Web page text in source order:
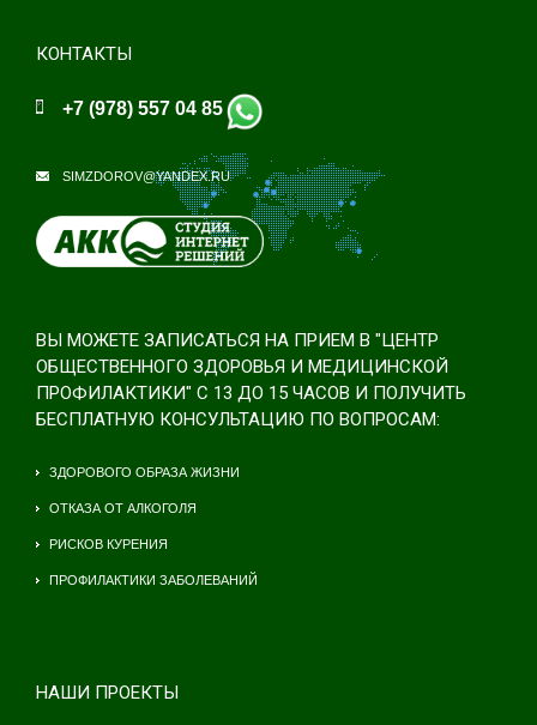
КОНТАКТЫ
+7 (978) 557 04 85
SIMZDOROV@YANDEX.RU
ВЫ МОЖЕТЕ ЗАПИСАТЬСЯ НА ПРИЕМ В "ЦЕНТР
ОБЩЕСТВЕННОГО ЗДОРОВЬЯ И МЕДИЦИНСКОЙ
ПРОФИЛАКТИКИ" С 13 ДО 15 ЧАСОВ И ПОЛУЧИТЬ
БЕСПЛАТНУЮ КОНСУЛЬТАЦИЮ ПО ВОПРОСАМ:
ЗДОРОВОГО ОБРАЗА ЖИЗНИ
ОТКАЗА ОТ АЛКОГОЛЯ
РИСКОВ КУРЕНИЯ
ПРОФИЛАКТИКИ ЗАБОЛЕВАНИЙ
НАШИ ПРОЕКТЫ